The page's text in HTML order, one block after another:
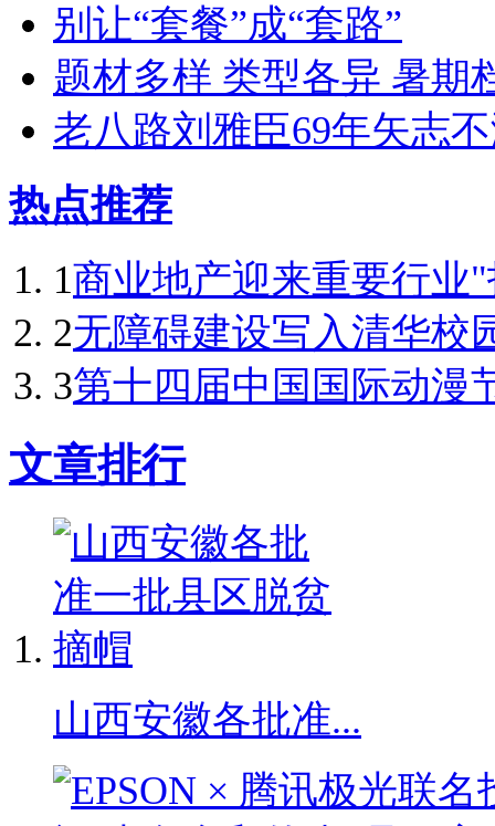
别让“套餐”成“套路”
题材多样 类型各异 暑期
老八路刘雅臣69年矢志
热点推荐
1商业地产迎来重要行业
2无障碍建设写入清华校
3第十四届中国国际动漫
文章排行
山西安徽各批准...